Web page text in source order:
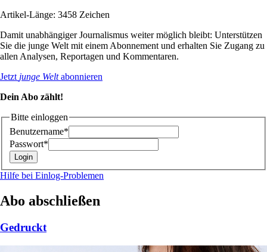
Artikel-Länge: 3458 Zeichen
Damit unabhängiger Journalismus weiter möglich bleibt: Unterstützen
Sie die junge Welt mit einem Abonnement und erhalten Sie Zugang zu
allen Analysen, Reportagen und Kommentaren.
Jetzt junge Weltabonnieren
Dein Abo zählt!
Bitte einloggen
Benutzername*
Passwort*
Hilfe bei Einlog-Problemen
Abo abschließen
Gedruckt